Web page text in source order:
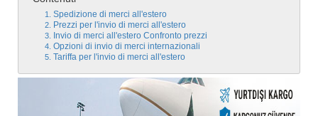
Spedizione di merci all'estero
Prezzi per l'invio di merci all'estero
Invio di merci all'estero Confronto prezzi
Opzioni di invio di merci internazionali
Tariffa per l'invio di merci all'estero